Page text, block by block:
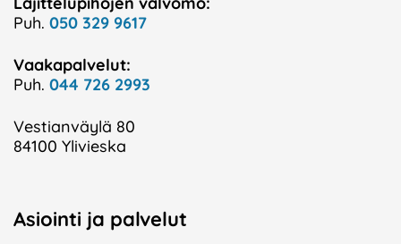
Puh. 050 329 9617
Vaakapalvelut:
Puh. 044 726 2993
Vestianväylä 80
84100 Ylivieska
Asiointi ja palvelut